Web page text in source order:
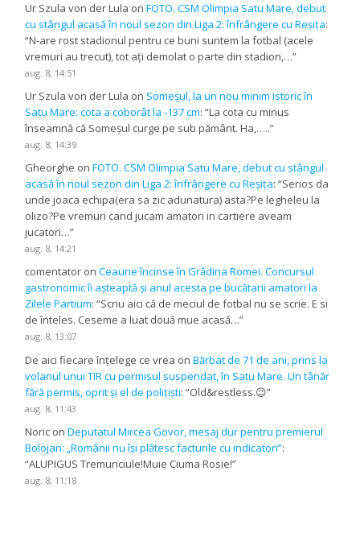
Ur Szula von der Lula onFOTO. CSM Olimpia Satu Mare, debut
cu stângul acasă în noul sezon din Liga 2: înfrângere cu Reșița:
“N-are rost stadionul pentru ce buni suntem la fotbal (acele
vremuri au trecut), tot ați demolat o parte din stadion,…”
aug. 8, 14:51
Ur Szula von der Lula on Someșul, la un nou minim istoric în
Satu Mare: cota a coborât la -137 cm: “La cota cu minus
înseamnă că Someșul curge pe sub pământ. Ha,…..”
aug. 8, 14:39
Gheorghe onFOTO. CSM Olimpia Satu Mare, debut cu stângul
acasă în noul sezon din Liga 2: înfrângere cu Reșița: “Serios da
unde joaca echipa(era sa zic adunatura) asta?Pe legheleu la
olizo?Pe vremuri cand jucam amatori in cartiere aveam
jucatori…”
aug. 8, 14:21
comentator onCeaune încinse în Grădina Romei. Concursul
gastronomic îi așteaptă și anul acesta pe bucătarii amatori la
Zilele Partium: “Scriu aici că de meciul de fotbal nu se scrie. E si
de înteles. Ceseme a luat două mue acasă…”
aug. 8, 13:07
De aici fiecare înțelege ce vrea onBărbat de 71 de ani, prins la
volanul unui TIR cu permisul suspendat, în Satu Mare. Un tânăr
fără permis, oprit și el de polițiști: “Old&restless.😉”
aug. 8, 11:43
Noric onDeputatul Mircea Govor, mesaj dur pentru premierul
Bolojan: „Românii nu își plătesc facturile cu indicatori”:
“ALUPIGUS Tremuriciule!Muie Ciuma Rosie!”
aug. 8, 11:18